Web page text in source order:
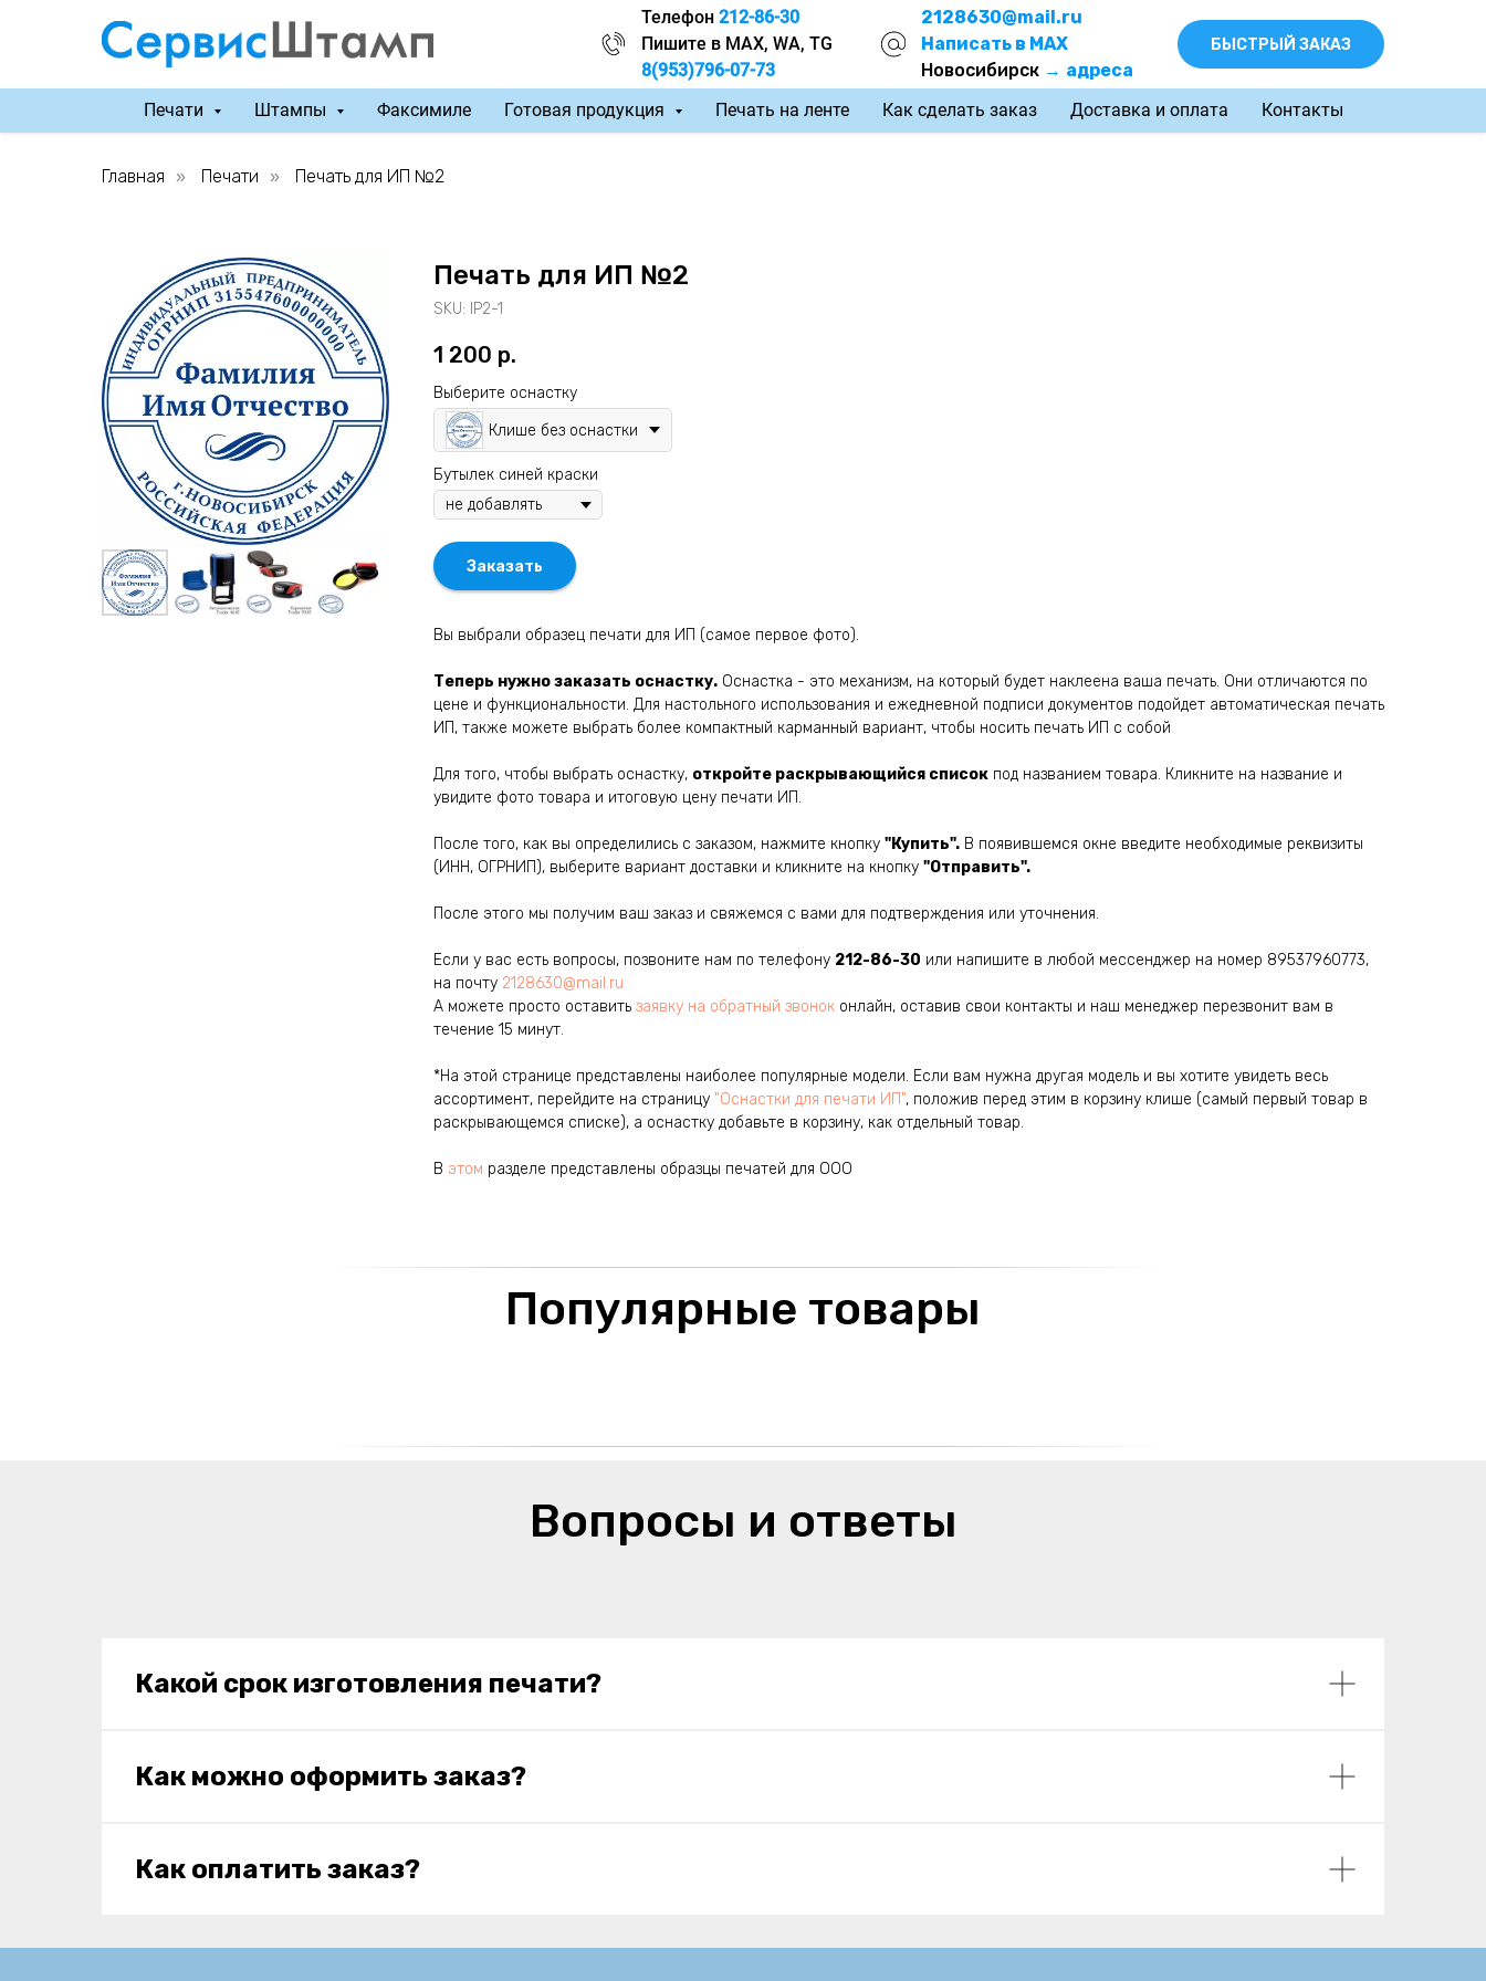
Телефон 212-86-30
Пишите в MAX, WA, TG
8(953)796-07-73
2128630@mail.ru
Написать в MAX
Новосибирск → адреса
БЫСТРЫЙ ЗАКАЗ
Печати Штампы Факсимиле Готовая продукция Печать на ленте Как сделать заказ Доставка и оплата Контакты
Главная » Печати » Печать для ИП №2
Печать для ИП №2
SKU: IP2-1
1 200 р.
Выберите оснастку
Клише без оснастки
Бутылек синей краски
Заказать
Вы выбрали образец печати для ИП (самое первое фото).
Теперь нужно заказать оснастку. Оснастка - это механизм, на который будет наклеена ваша печать. Они отличаются по
цене и функциональности. Для настольного использования и ежедневной подписи документов подойдет автоматическая печать
ИП, также можете выбрать более компактный карманный вариант, чтобы носить печать ИП с собой
Для того, чтобы выбрать оснастку, откройте раскрывающийся список под названием товара. Кликните на название и
увидите фото товара и итоговую цену печати ИП.
После того, как вы определились с заказом, нажмите кнопку "Купить". В появившемся окне введите необходимые реквизиты
(ИНН, ОГРНИП), выберите вариант доставки и кликните на кнопку "Отправить".
После этого мы получим ваш заказ и свяжемся с вами для подтверждения или уточнения.
Если у вас есть вопросы, позвоните нам по телефону 212-86-30 или напишите в любой мессенджер на номер 89537960773,
на почту 2128630@mail.ru
А можете просто оставить заявку на обратный звонок онлайн, оставив свои контакты и наш менеджер перезвонит вам в
течение 15 минут.
*На этой странице представлены наиболее популярные модели. Если вам нужна другая модель и вы хотите увидеть весь
ассортимент, перейдите на страницу "Оснастки для печати ИП", положив перед этим в корзину клише (самый первый товар в
раскрывающемся списке), а оснастку добавьте в корзину, как отдельный товар.
В этом разделе представлены образцы печатей для ООО
Популярные товары
Вопросы и ответы
Какой срок изготовления печати?
Как можно оформить заказ?
Как оплатить заказ?